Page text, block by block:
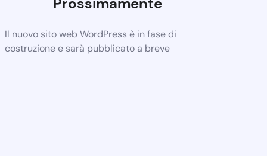
Il nuovo sito web WordPress è in fase di
costruzione e sarà pubblicato a breve